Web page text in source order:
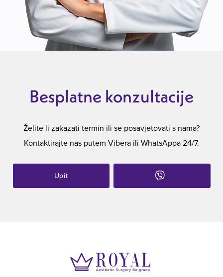
Besplatne konzultacije
Želite li zakazati termin ili se posavjetovati s nama?
Kontaktirajte nas putem Vibera ili WhatsAppa 24/7.
Upit